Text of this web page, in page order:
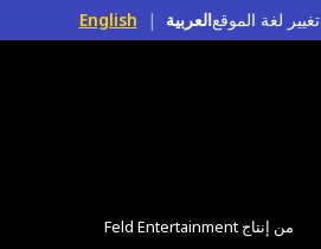
تغيير لغة الموقعالعربية |
English
من إنتاج Feld Entertainment